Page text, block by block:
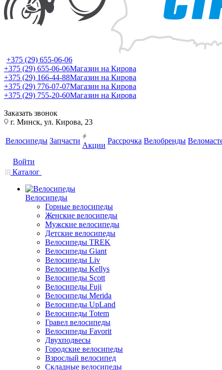
+375 (29) 655-06-06
+375 (29) 655-06-06Магазин на Кирова
+375 (29) 166-44-88Магазин на Кирова
+375 (29) 776-07-07Магазин на Кирова
+375 (29) 755-20-60Магазин на Кирова
Заказать звонок
г. Минск, ул. Кирова, 23
Велосипеды Запчасти
Акции
Рассрочка Велобренды
Войти
Каталог
Велосипеды
Горные велосипеды
Женские велосипеды
Мужские велосипеды
Детские велосипеды
Велосипеды TREK
Велосипеды Giant
Велосипеды Liv
Велосипеды Kellys
Велосипеды Scott
Велосипеды Fuji
Велосипеды Merida
Велосипеды UpLand
Велосипеды Totem
Гравел велосипеды
Велосипеды Favorit
Двухподвесы
Городские велосипеды
Взрослый велосипед
Складные велосипеды